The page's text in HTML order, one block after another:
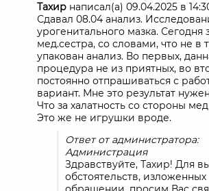
Тахир написал(а) 09.04.2025 в
Сдавал 08.04 анализ.
урогенитального мазка. Сегодня
мед.сестра, со словами, что не в
упакован анализ. Во первых,
процедура не из приятных, во
постоянно отпрашиваться с
вариант. Мне это результат
Что за халатность со стороны
Это же не игрушки вроде.
Ответ от администратора:
Администрация
Здравствуйте, Тахир! Для
обстоятельств, изложенных